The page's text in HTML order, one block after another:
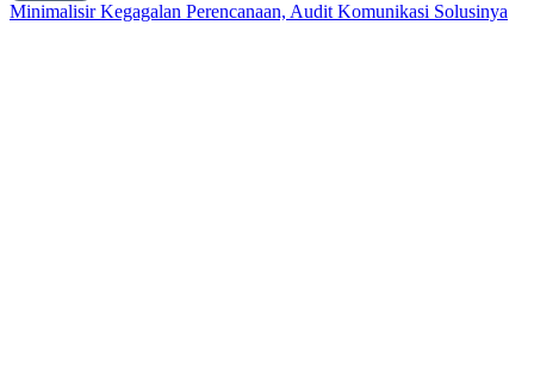
Minimalisir Kegagalan Perencanaan, Audit Komunikasi Solusinya